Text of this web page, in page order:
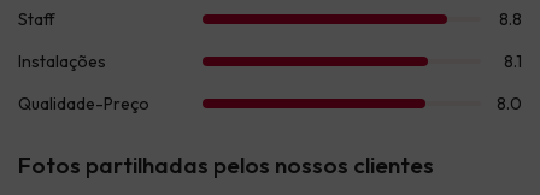
Fotos partilhadas pelos nossos clientes